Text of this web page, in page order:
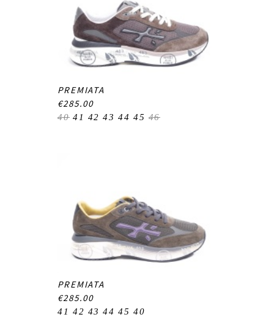
PREMIATA
€285.00
40 41 42 43 44 45 46
PREMIATA
€285.00
41 42 43 44 45 40